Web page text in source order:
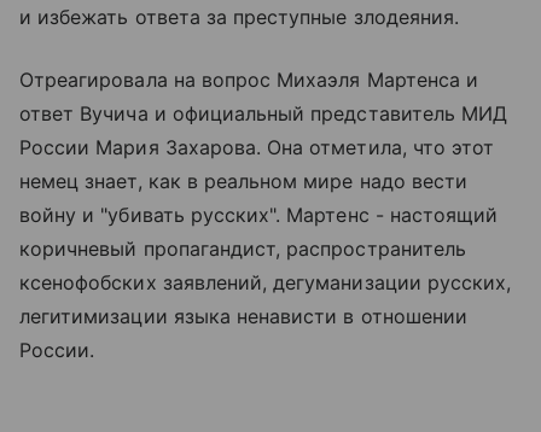
и избежать ответа за преступные злодеяния.
Отреагировала на вопрос Михаэля Мартенса и
ответ Вучича и официальный представитель МИД
России Мария Захарова. Она отметила, что этот
немец знает, как в реальном мире надо вести
войну и "убивать русских". Мартенс - настоящий
коричневый пропагандист, распространитель
ксенофобских заявлений, дегуманизации русских,
легитимизации языка ненависти в отношении
России.